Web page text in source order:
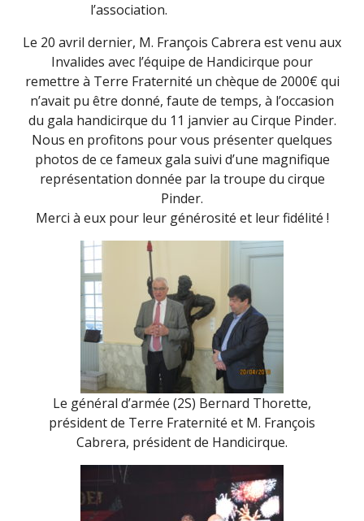
l’association.
Le 20 avril dernier, M. François Cabrera est venu aux
Invalides avec l’équipe de Handicirque pour
remettre à Terre Fraternité un chèque de 2000€ qui
n’avait pu être donné, faute de temps, à l’occasion
du gala handicirque du 11 janvier au Cirque Pinder.
Nous en profitons pour vous présenter quelques
photos de ce fameux gala suivi d’une magnifique
représentation donnée par la troupe du cirque
Pinder.
Merci à eux pour leur générosité et leur fidélité !
Le général d’armée (2S) Bernard Thorette,
président de Terre Fraternité et M. François
Cabrera, président de Handicirque.